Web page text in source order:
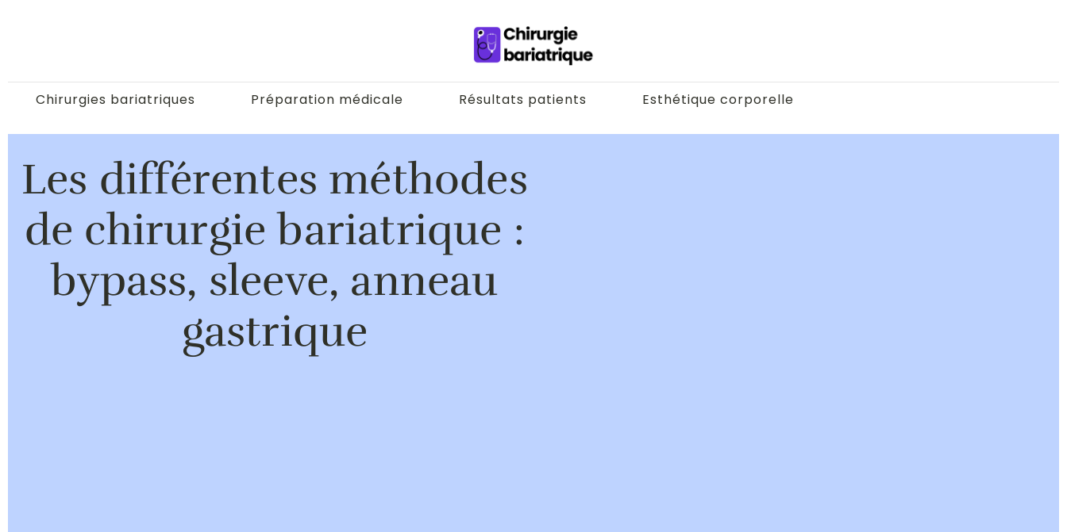
Chirurgies bariatriques Préparation médicale Résultats patients Esthétique corporelle
Les différentes méthodes
de chirurgie bariatrique :
bypass, sleeve, anneau
gastrique